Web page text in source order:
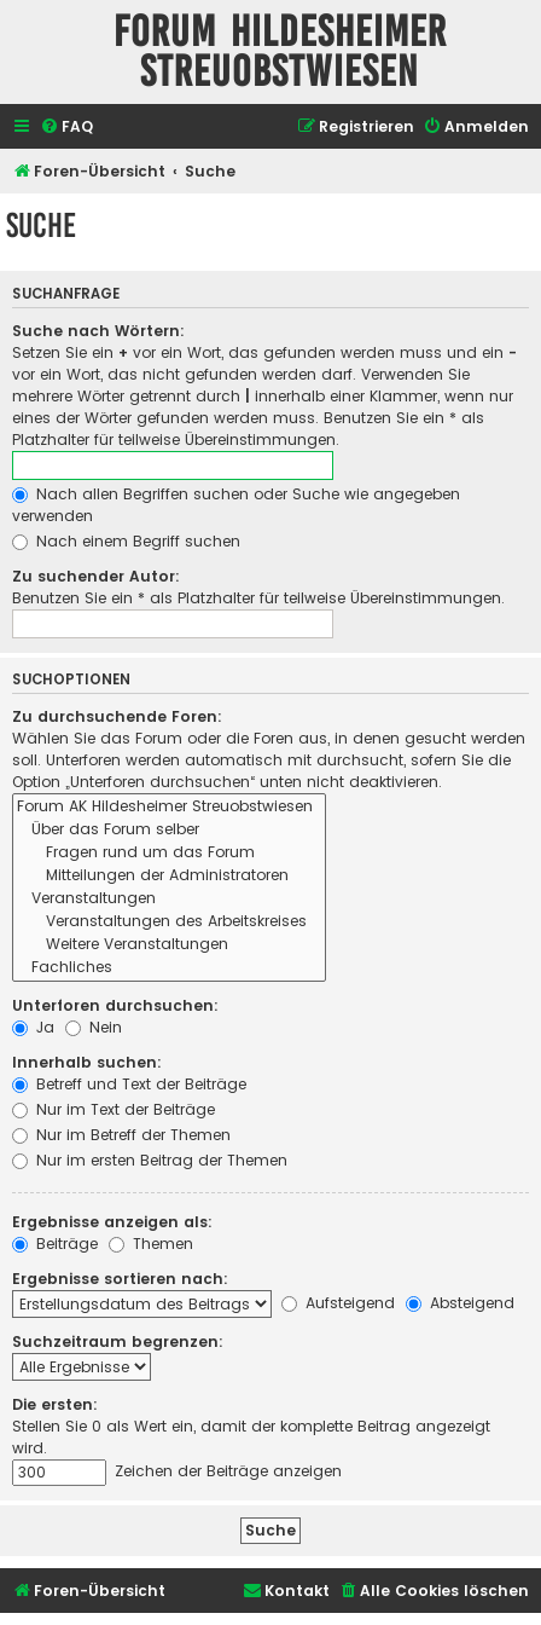
Forum Hildesheimer
Streuobstwiesen
FAQ Anmelden
Registrieren
Foren-Übersicht Suche
Suche
SUCHANFRAGE
Suche nach Wörtern:
Setzen Sie ein + vor ein Wort, das gefunden werden muss und ein -
vor ein Wort, das nicht gefunden werden darf. Verwenden Sie
mehrere Wörter getrennt durch
innerhalb einer Klammer, wenn nur
eines der Wörter gefunden werden muss. Benutzen Sie ein * als
Platzhalter für teilweise Übereinstimmungen.
Nach allen Begriffen suchen oder Suche wie angegeben
verwenden
Nach einem Begriff suchen
Zu suchender Autor:
Benutzen Sie ein * als Platzhalter für teilweise Übereinstimmungen.
SUCHOPTIONEN
Zu durchsuchende Foren:
Wählen Sie das Forum oder die Foren aus, in denen gesucht werden
soll. Unterforen werden automatisch mit durchsucht, sofern Sie die
Option „Unterforen durchsuchen“ unten nicht deaktivieren.
Unterforen durchsuchen:
Ja
Nein
Innerhalb suchen:
Betreff und Text der Beiträge
Nur im Text der Beiträge
Nur im Betreff der Themen
Nur im ersten Beitrag der Themen
Ergebnisse anzeigen als:
Beiträge
Themen
Ergebnisse sortieren nach:
Aufsteigend
Absteigend
Suchzeitraum begrenzen:
Die ersten:
Stellen Sie 0 als Wert ein, damit der komplette Beitrag angezeigt
wird.
Zeichen der Beiträge anzeigen
Foren-Übersicht Alle Cookies löschen
Kontakt